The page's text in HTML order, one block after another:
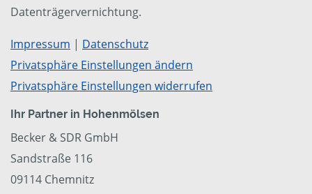
Datenträgervernichtung.
Impressum | Datenschutz
Privatsphäre Einstellungen ändern
Privatsphäre Einstellungen widerrufen
Ihr Partner in Hohenmölsen
Becker & SDR GmbH
Sandstraße 116
09114 Chemnitz